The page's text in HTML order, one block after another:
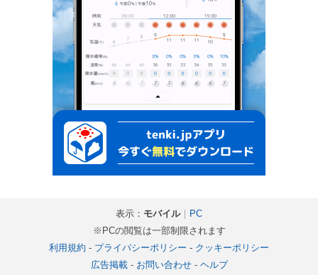
表示： モバイル｜
PC
※PCの閲覧は一部制限されます
利用規約 - プライバシーポリシー - クッキーポリシー
広告掲載- お問い合わせ- ヘルプ